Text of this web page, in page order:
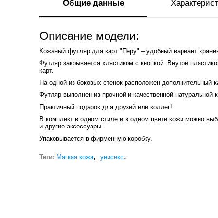
Общие данные
Описание модели:
Кожаный футляр для карт "Перу" – удобный вариант
Футляр закрывается хлястиком с кнопкой. Внутри
карт.
На одной из боковых стенок расположен дополнительный
Футляр выполнен из прочной и качественной натуральной
Практичный подарок для друзей или коллег!
В комплект в одном стиле и в одном цвете кожи можно
и другие аксессуары.
Упаковывается в фирменную коробку.
Теги: Мягкая кожа, унисекс.